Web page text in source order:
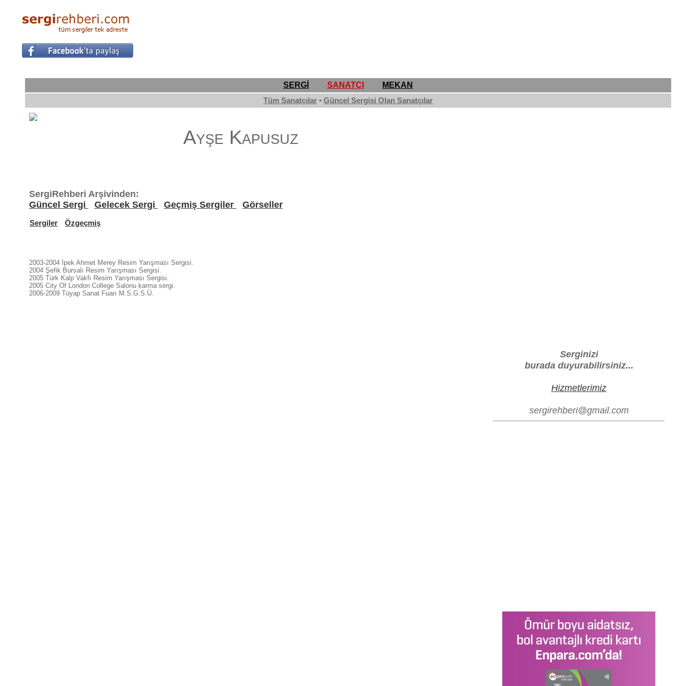
SERGİ SANATÇI
MEKAN
Tüm Sanatçılar • Güncel Sergisi Olan Sanatçılar
Ayşe Kapusuz
SergiRehberi Arşivinden:
Güncel Sergi
Gelecek Sergi Geçmiş Sergiler Görseller
Sergiler Özgeçmiş
2003-2004 İpek Ahmet Merey Resim Yarışması Sergisi.
2004 Şefik Bursalı Resim Yarışması Sergisi.
2005 Türk Kalp Vakfı Resim Yarışması Sergisi.
2005 City Of London College Salonu karma sergi.
2006-2009 Tüyap Sanat Fuarı M.S.G.S.Ü.
Serginizi
burada duyurabilirsiniz...
Hizmetlerimiz
sergirehberi@gmail.com